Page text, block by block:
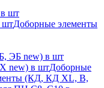
шт
штДоборные элементы
ЭБ new) в шт
new) в штДоборные
(КД, КД XL, В,